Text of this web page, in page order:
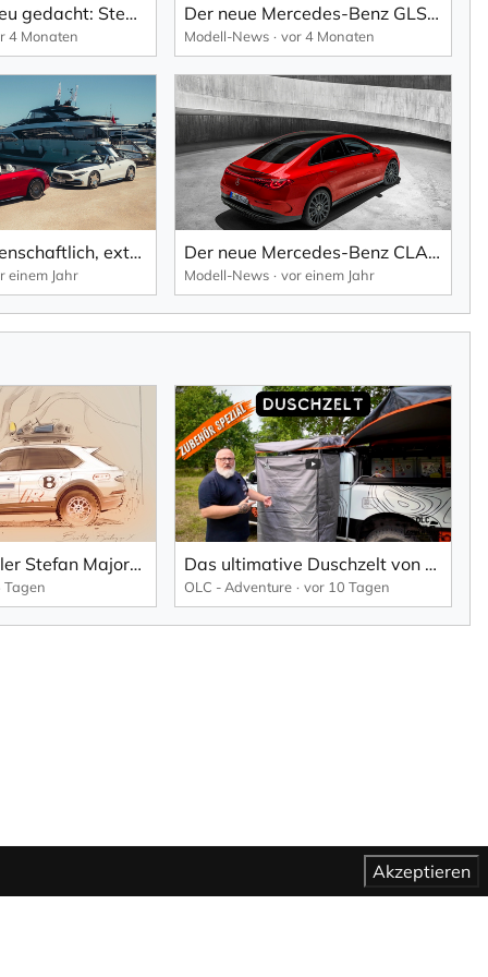
Pioniergeist neu gedacht: Steer-by-Wire wird Realität im neuen EQS.
4 Monaten
Der neue Mercedes-Benz GLS: Die S-Klasse unter den SUVs definiert Komfort neu.
Modell-News vor 4 Monaten
Sportlich, leidenschaftlich, extravagant: der neue Mercedes-Maybach SL Monogram Series.
einem Jahr
Der neue Mercedes-Benz CLA: großartig, mühelos, intuitiv und flexibel.
Modell-News vor einem Jahr
Bentley Künstler Stefan Majoram beim Festival of Speed, Goodwood.
Tagen
Das ultimative Duschzelt von OLC Adventure
OLC - Adventure vor 10 Tagen
Akzeptieren